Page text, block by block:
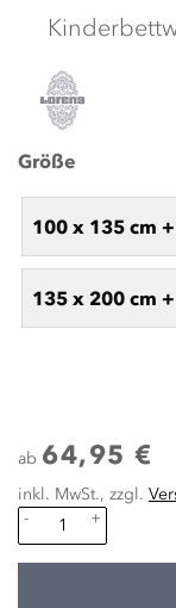
springen
Größe
100 x 135 cm
135 x 200 cm
ab 64,95 €
inkl. MwSt., zzgl.
-
+